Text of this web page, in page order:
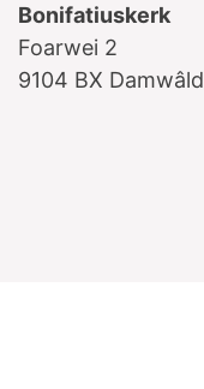
Bonifatiuskerk
Foarwei 2
9104 BX Damwâld